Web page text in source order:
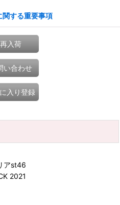
関する重要事項
再入荷
い合わせ
入り登録
アst46
2021